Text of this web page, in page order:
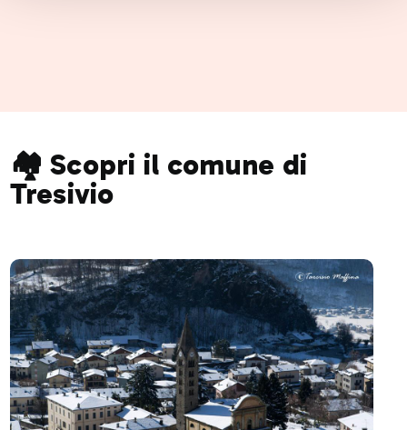
🏘️ Scopri il comune di
Tresivio